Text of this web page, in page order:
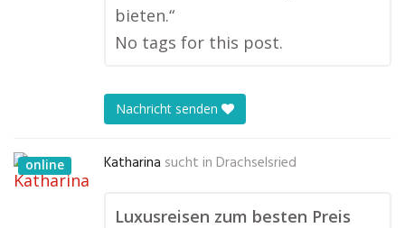
bieten.“
No tags for this post.
Nachricht senden
online Katharina sucht in Drachselsried
Luxusreisen zum besten Preis